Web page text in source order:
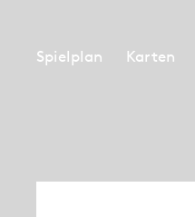
Spielplan Karten